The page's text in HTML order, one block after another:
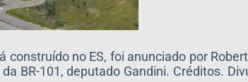
construído no ES, foi anunciado por
BR-101, deputado Gandini. Créditos.